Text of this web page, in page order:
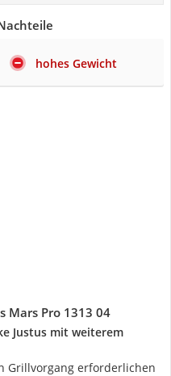
hohes Gewicht
Mars Pro 1313 04
Justus mit weiterem
Grillvorgang erforderlichen